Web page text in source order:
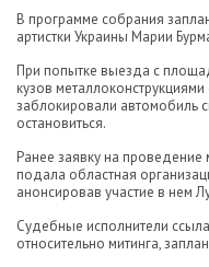
В программе собрания
артистки Украины Марии
При попытке выезда с
кузов
заблокировали автомобиль
остановиться.
Ранее заявку на проведение
подала областная
анонсировав участие в нем
Судебные исполнители
относительно митинга,